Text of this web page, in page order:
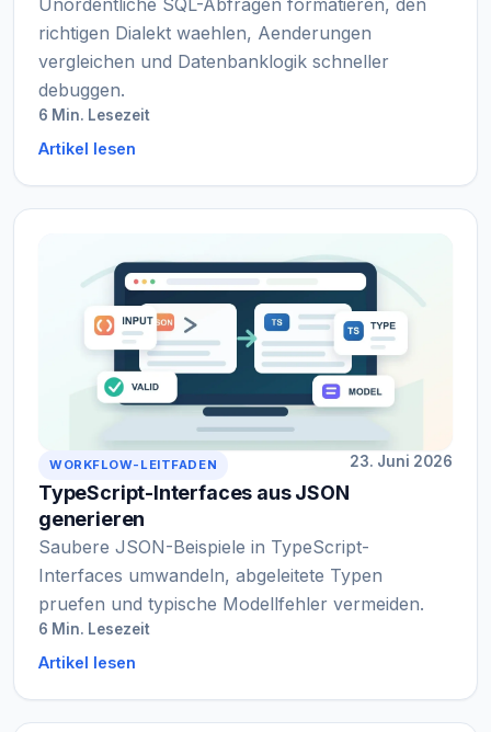
richtigen Dialekt waehlen, Aenderungen
vergleichen und Datenbanklogik schneller
debuggen.
6 Min. Lesezeit
Artikel lesen
WORKFLOW-LEITFADEN 23. Juni 2026
TypeScript-Interfaces aus JSON
generieren
Saubere JSON-Beispiele in TypeScript-
Interfaces umwandeln, abgeleitete Typen
pruefen und typische Modellfehler vermeiden.
6 Min. Lesezeit
Artikel lesen